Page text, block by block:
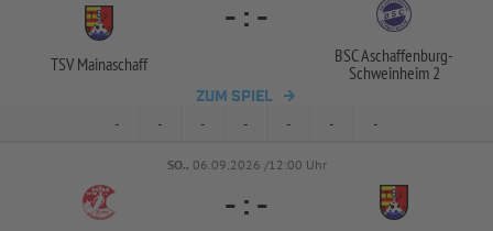
TSV Mainaschaff
- : -
BSC Aschaffenburg-
Schweinheim 2
ZUM SPIEL
- - - - - - -
SO.. 06.09.2026 /12:00 Uhr
- : -